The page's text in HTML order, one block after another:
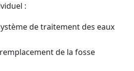
:
de traitement des eaux
de la fosse